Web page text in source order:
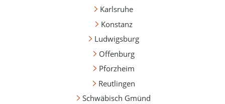
Karlsruhe
Konstanz
Ludwigsburg
Offenburg
Pforzheim
Reutlingen
Schwäbisch Gmünd